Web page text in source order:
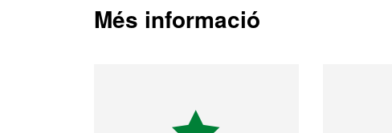
Més informació